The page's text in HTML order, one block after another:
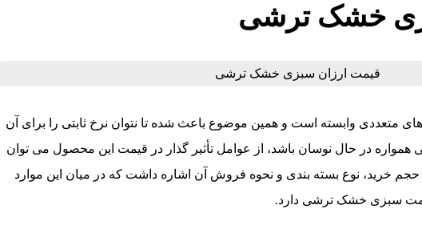
خشک ترشی
متعددی وابسته است و همین موضوع باعث شده تا نتوان نرخ ثابتی را برای آن
در حال نوسان باشد، از عوامل تأثیر گذار در قیمت این محصول می توان
حجم خرید، نوع بسته بندی و نحوه فروش آن اشاره داشت که در میان این موارد
سبزی خشک ترشی دارد.